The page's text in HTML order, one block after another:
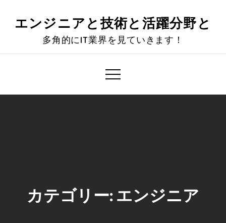
エンジニアと技術と活躍分野と
多角的にIT業界を見ていきます！
カテゴリー: エンジニア